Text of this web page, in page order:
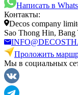
Написать в
Контакты:
Decos company
Sao Thong Hin,
Проложить
Мы в социальных